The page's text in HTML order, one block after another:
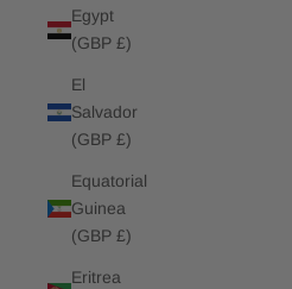
Egypt
(GBP £)
El
Salvador
(GBP £)
Equatorial
Guinea
(GBP £)
Eritrea